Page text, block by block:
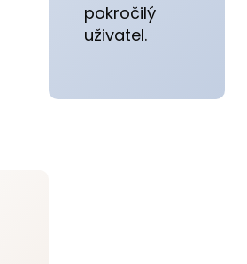
pokročilý
uživatel.